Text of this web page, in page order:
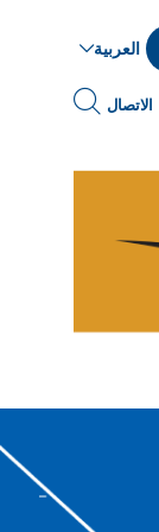
العربية
الاتصال